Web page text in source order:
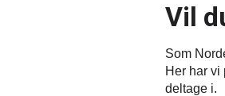
Vil
Som
Her har
deltage i.